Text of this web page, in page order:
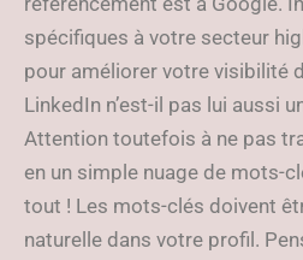
spécifiques à votre secteur
pour améliorer votre visibilité
LinkedIn n’est-il pas lui aussi
Attention toutefois à ne pas
en un simple nuage de mots-
tout ! Les mots-clés doivent
naturelle dans votre profil.